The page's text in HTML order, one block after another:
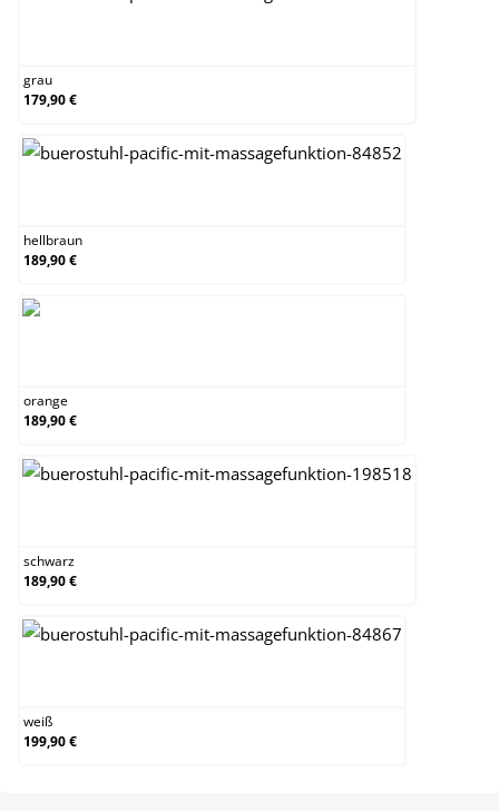
grau
179,90 €
hellbraun
189,90 €
orange
189,90 €
schwarz
189,90 €
weiß
199,90 €